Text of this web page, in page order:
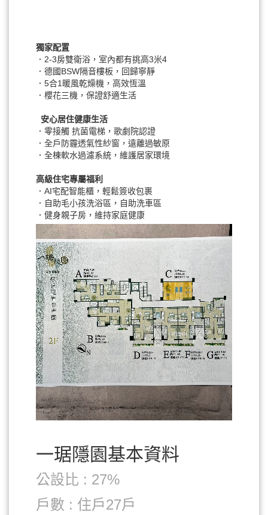
獨家配置
．2-3房雙衛浴，室內都有挑高3米4
．德國BSW隔音樓板，回歸寧靜
．5合1暖風乾燥機，高效恆溫
．櫻花三機，保證舒適生活
安心居住健康生活
．零接觸 抗菌電梯，歌劇院認證
．全戶防霾透氣性紗窗，遠離過敏原
．全棟軟水過濾系統，維護居家環境
高級住宅專屬福利
．AI宅配智能櫃，輕鬆簽收包裹
．自助毛小孩洗浴區，自助洗車區
．健身親子房，維持家庭健康
一琚隱園基本資料
公設比 : 27%
戶數 : 住戶27戶